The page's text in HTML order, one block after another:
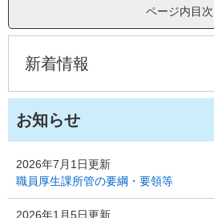
ページ内目次
新着情報
お知らせ
2026年7月1日更新
職員厚生課所管の要綱・要領等
2026年1月5日更新